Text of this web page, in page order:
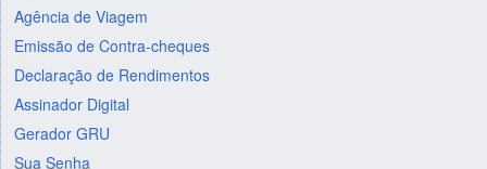
Agência de Viagem
Emissão de Contra-cheques
Declaração de Rendimentos
Assinador Digital
Gerador GRU
Sua Senha